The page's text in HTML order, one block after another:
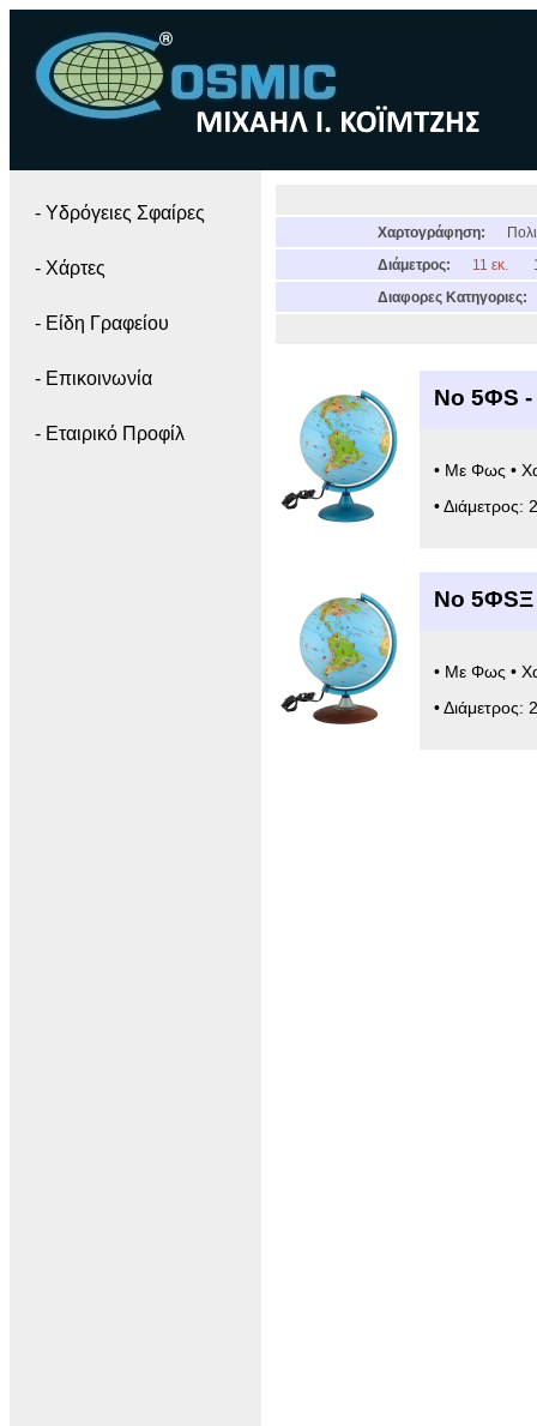
- Yδρόγειες Σφαίρες
- Χάρτες
- Είδη Γραφείου
- Επικοινωνία
- Εταιρικό Προφίλ
Χαρτογράφηση:
Διάμετρος:
11 εκ.
Διαφορες Κατηγοριες:
Νο 5ΦS
• Με Φως •
•
Νο 5ΦSΞ
• Με Φως •
•